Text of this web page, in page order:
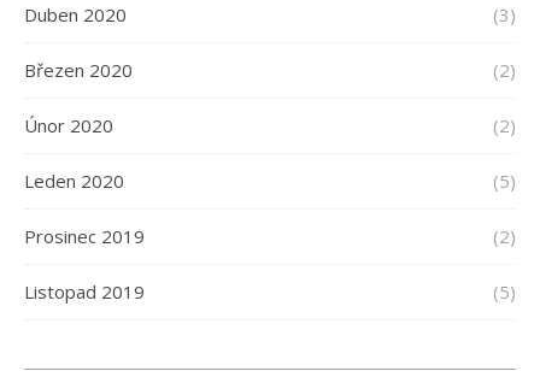
Duben 2020 (3)
Březen 2020 (2)
Únor 2020 (2)
Leden 2020 (5)
Prosinec 2019 (2)
Listopad 2019 (5)